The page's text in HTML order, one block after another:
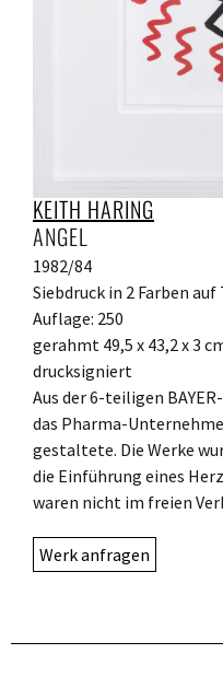
KEITH HARING
ANGEL
1982/84
Siebdruck in 2 Farben
Auflage: 250
gerahmt 49,5 x 43,2 x 3
drucksigniert
Aus der 6-teiligen
das Pharma-
gestaltete. Die Werke
die Einführung eines
waren nicht im freien
Werk anfragen